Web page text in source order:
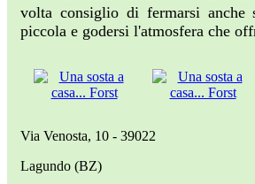
volta consiglio di fermarsi anche
piccola e godersi l'atmosfera che
Via Venosta, 10 - 39022
Lagundo (BZ)